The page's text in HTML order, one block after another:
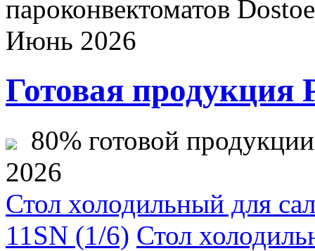
пароконвектоматов
Июнь 2026
Готовая продукция
80% готовой
2026
Стол холодильный для
11SN (1/6) Стол